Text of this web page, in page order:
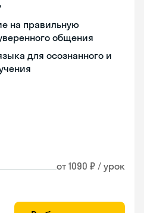
на правильную
общения
для осознанного и
от 1090 ₽ / урок